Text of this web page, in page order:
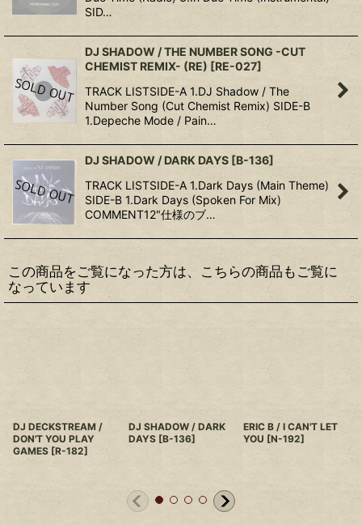
SID…
DJ SHADOW / THE NUMBER SONG -CUT
CHEMIST REMIX- (RE) [RE-027]
TRACK LISTSIDE-A 1.DJ Shadow / The
Number Song (Cut Chemist Remix) SIDE-B
1.Depeche Mode / Pain…
DJ SHADOW / DARK DAYS [B-136]
TRACK LISTSIDE-A 1.Dark Days (Main Theme)
SIDE-B 1.Dark Days (Spoken For Mix)
COMMENT12"仕様のブ…
この商品をご覧になった方は、こちらの商品もご覧に
なっています
DJ DECKSTREAM /
DON'T YOU PLAY
GAMES [R-182]
DJ SHADOW / DARK
DAYS [B-136]
ERIC B / I CAN'T LET
YOU [N-192]